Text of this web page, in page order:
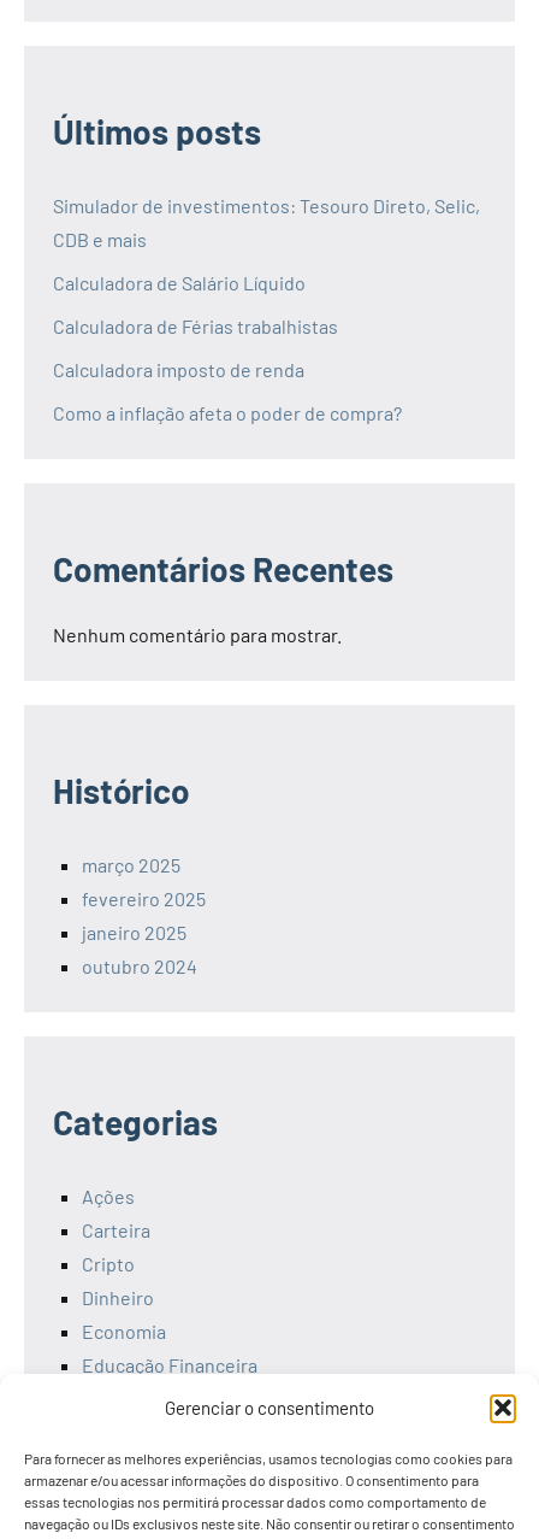
Gerenciar o consentimento
Para fornecer as melhores experiências, usamos tecnologias como cookies para
armazenar e/ou acessar informações do dispositivo. O consentimento para
essas tecnologias nos permitirá processar dados como comportamento de
navegação ou IDs exclusivos neste site. Não consentir ou retirar o consentimento
Últimos posts
Simulador de investimentos: Tesouro Direto, Selic,
CDB e mais
Calculadora de Salário Líquido
Calculadora de Férias trabalhistas
Calculadora imposto de renda
Como a inflação afeta o poder de compra?
Comentários Recentes
Nenhum comentário para mostrar.
Histórico
março 2025
fevereiro 2025
janeiro 2025
outubro 2024
Categorias
Ações
Carteira
Cripto
Dinheiro
Economia
Educação Financeira
Empreendedorismo
Finanças
Investimentos
Livros